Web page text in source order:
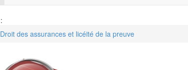
Droit des assurances et licéité de la preuve